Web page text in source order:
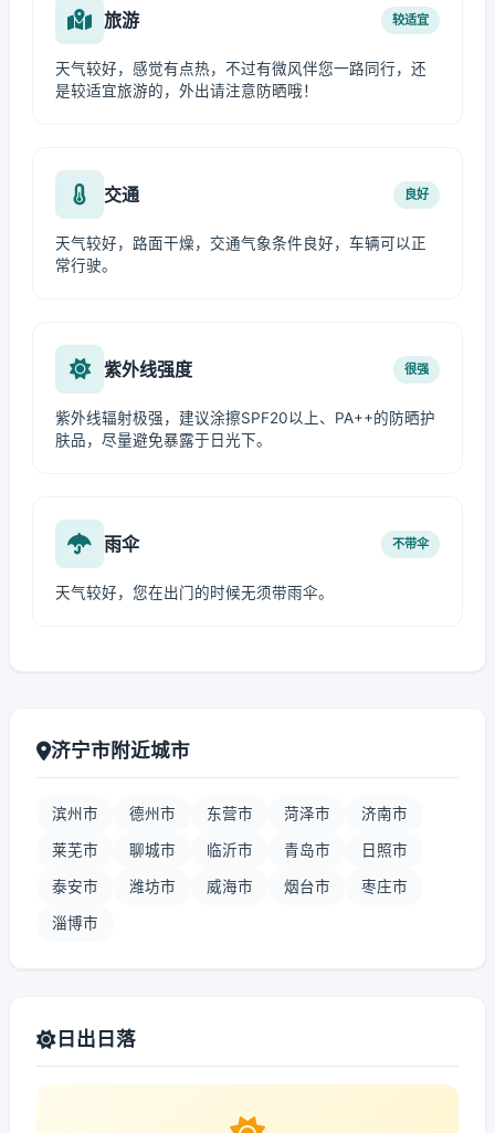
旅游 较适宜
天气较好，感觉有点热，不过有微风伴您一路同行，还
是较适宜旅游的，外出请注意防晒哦！
交通 良好
天气较好，路面干燥，交通气象条件良好，车辆可以正
常行驶。
紫外线强度 很强
紫外线辐射极强，建议涂擦SPF20以上、PA++的防晒护
肤品，尽量避免暴露于日光下。
雨伞 不带伞
天气较好，您在出门的时候无须带雨伞。
济宁市附近城市
滨州市 德州市 东营市 菏泽市 济南市
莱芜市 聊城市 临沂市 青岛市 日照市
泰安市 潍坊市 威海市 烟台市 枣庄市
淄博市
日出日落